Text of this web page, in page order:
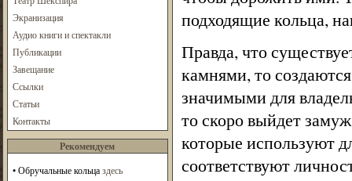
Экранизация
Аудио книги и спектакли
Публикации
Завещание
Ссылки
Статьи
Контакты
Рекомендуем
•Обручальные кольцаздесь
подходящие кольца,
Правда, что
камнями, то
значимыми для
то скоро выйдет
которые используют
соответствуют